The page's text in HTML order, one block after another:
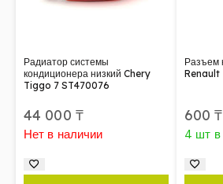
Радиатор системы
кондиционера низкий Chery
Tiggo 7 ST470076
44 000 ₸
Нет в наличии
Разъем
Renault
600₸
4 шт в